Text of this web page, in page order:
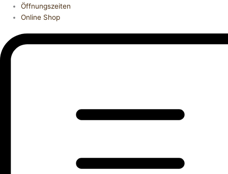
Öffnungszeiten
Online Shop